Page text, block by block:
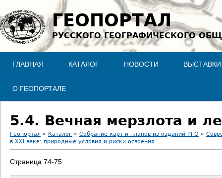
Jump to navigation
ГЕОПОРТАЛ
РУССКОГО ГЕОГРАФИЧЕСКОГО
ГЛАВНАЯ КАТАЛОГ НОВОСТИ ВЫСТАВКИ
О ГЕОПОРТАЛЕ
В
Геопортал » Каталог » Собрание карт и планов из изданий РГО »
в XXI веке: природные условия и риски освоения
Страница 74-75